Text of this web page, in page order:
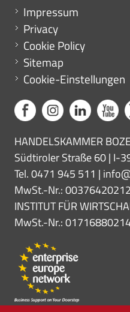
Menu footer
Impressum
Privacy
Cookie Policy
Sitemap
Cookie-Einstellungen
HANDELSKAMMER
Südtiroler Straße 60 | I-
Tel. 0471 945 511 |
MwSt.-Nr.: 00376420212
INSTITUT FÜR
MwSt.-Nr.: